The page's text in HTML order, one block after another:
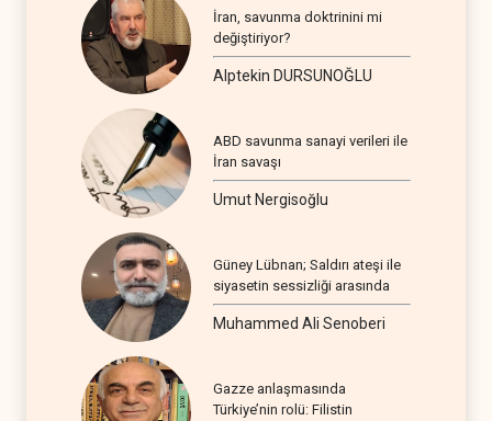
İran, savunma doktrinini mi
değiştiriyor?
Alptekin DURSUNOĞLU
ABD savunma sanayi verileri ile
İran savaşı
Umut Nergisoğlu
Güney Lübnan; Saldırı ateşi ile
siyasetin sessizliği arasında
Muhammed Ali Senoberi
Gazze anlaşmasında
Türkiye’nin rolü: Filistin